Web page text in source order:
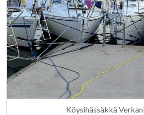
Köysihässäkkä